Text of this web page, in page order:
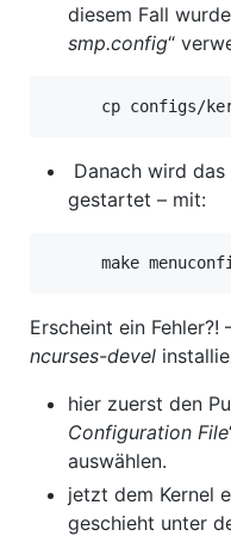
diesem Fall
smp.config“
cp configs/
Danach wird das
gestartet – mit:
make
Erscheint ein Fehler?!
ncurses-devel
hier zuerst den
Configuration File
auswählen.
jetzt dem Kernel
geschieht unter